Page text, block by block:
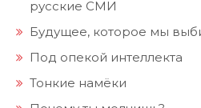
русские СМИ
Будущее, которое мы
Под опекой интеллекта
Тонкие намёки